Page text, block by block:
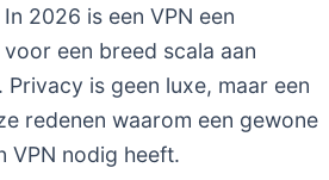
2026 is een VPN een
een breed scala aan
Privacy is geen luxe, maar een
redenen waarom een gewone
VPN nodig heeft.